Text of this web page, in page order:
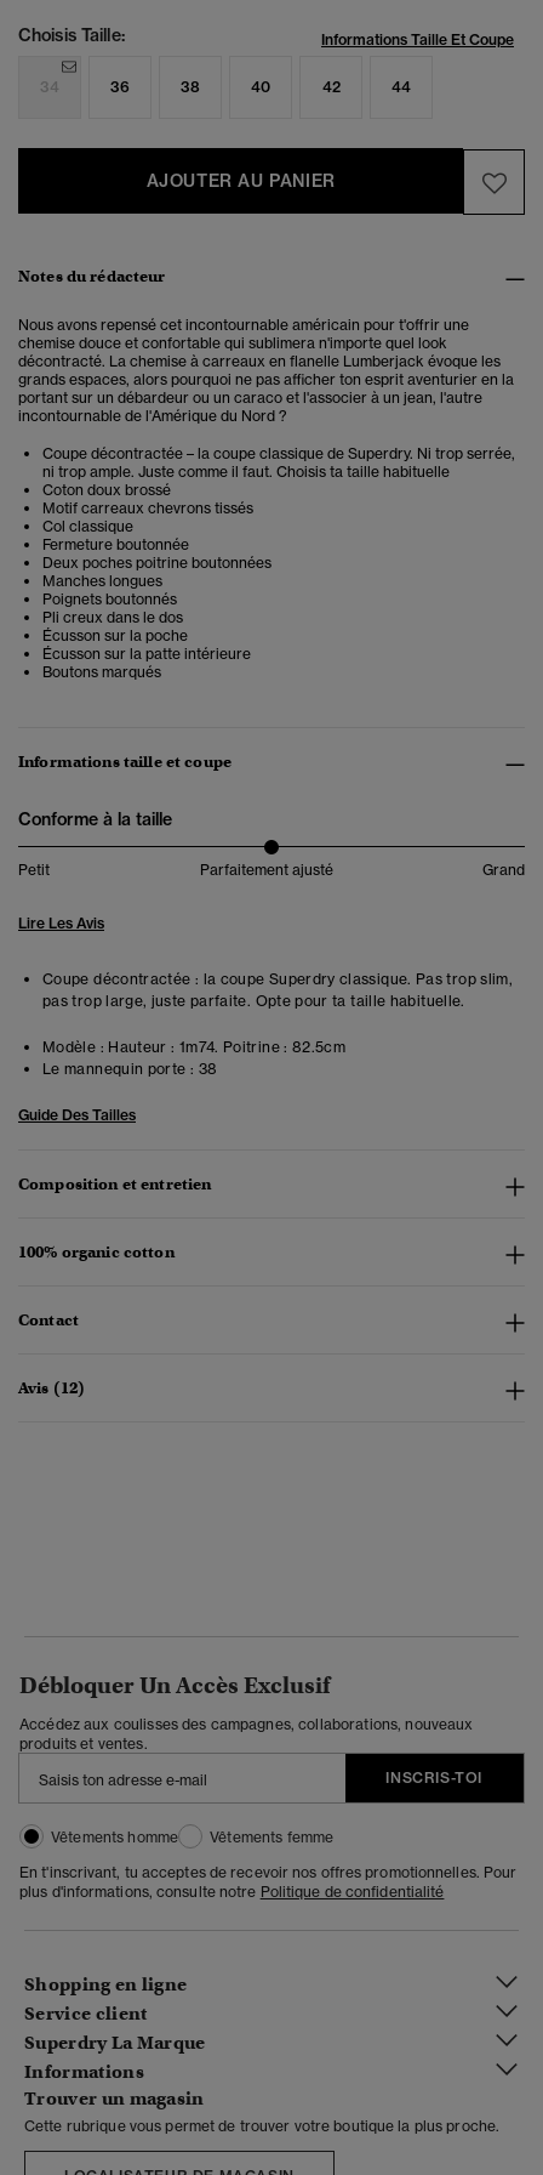
Choisis Taille: Informations Taille Et Coupe
34 36 38 40 42 44
AJOUTER AU PANIER
Notes du rédacteur
Nous avons repensé cet incontournable américain pour t'offrir une
chemise douce et confortable qui sublimera n'importe quel look
décontracté. La chemise à carreaux en flanelle Lumberjack évoque les
grands espaces, alors pourquoi ne pas afficher ton esprit aventurier en la
portant sur un débardeur ou un caraco et l'associer à un jean, l'autre
incontournable de l'Amérique du Nord ?
Coupe décontractée – la coupe classique de Superdry. Ni trop serrée,
ni trop ample. Juste comme il faut. Choisis ta taille habituelle
Coton doux brossé
Motif carreaux chevrons tissés
Col classique
Fermeture boutonnée
Deux poches poitrine boutonnées
Manches longues
Poignets boutonnés
Pli creux dans le dos
Écusson sur la poche
Écusson sur la patte intérieure
Boutons marqués
Informations taille et coupe
Conforme à la taille
Petit Parfaitement ajusté Grand
Lire Les Avis
Coupe décontractée : la coupe Superdry classique. Pas trop slim,
pas trop large, juste parfaite. Opte pour ta taille habituelle.
Modèle : Hauteur : 1m74. Poitrine : 82.5cm
Le mannequin porte : 38
Guide Des Tailles
Composition et entretien
100% organic cotton
Contact
Avis (12)
Débloquer Un Accès Exclusif
Accédez aux coulisses des campagnes, collaborations, nouveaux
produits et ventes.
INSCRIS-TOI
Vêtements homme
Vêtements femme
En t'inscrivant, tu acceptes de recevoir nos offres promotionnelles. Pour
plus d'informations, consulte notre Politique de confidentialité
Shopping en ligne
Service client
Superdry La Marque
Informations
Trouver un magasin
Cette rubrique vous permet de trouver votre boutique la plus proche.